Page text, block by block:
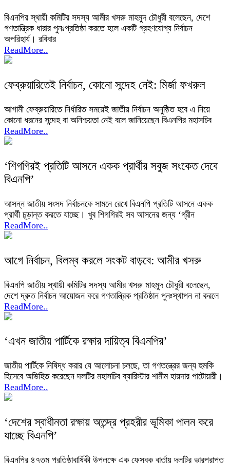
বিএনপির স্থায়ী কমিটির সদস্য আমীর খসরু মাহমুদ চৌধুরী বলেছেন, দেশে
গণতান্ত্রিক ধারার পুনঃপ্রতিষ্ঠা করতে হলে একটি গ্রহণযোগ্য নির্বাচন
অপরিহার্য। রবিবার
ReadMore..
ফেব্রুয়ারিতেই নির্বাচন, কোনো সন্দেহ নেই: মির্জা ফখরুল
আগামী ফেব্রুয়ারিতে নির্ধারিত সময়েই জাতীয় নির্বাচন অনুষ্ঠিত হবে এ নিয়ে
কোনো ধরনের সন্দেহ বা অনিশ্চয়তা নেই বলে জানিয়েছেন বিএনপির মহাসচিব
ReadMore..
‘শিগগিরই প্রতিটি আসনে একক প্রার্থীর সবুজ সংকেত দেবে
বিএনপি’
আসন্ন জাতীয় সংসদ নির্বাচনকে সামনে রেখে বিএনপি প্রতিটি আসনে একক
প্রার্থী চূড়ান্ত করতে যাচ্ছে। খুব শিগগিরই সব আসনের জন্য ‘গ্রীন
ReadMore..
আগে নির্বাচন, বিলম্ব করলে সংকট বাড়বে: আমীর খসরু
বিএনপি জাতীয় স্থায়ী কমিটির সদস্য আমীর খসরু মাহমুদ চৌধুরী বলেছেন,
দেশে দ্রুত নির্বাচন আয়োজন করে গণতান্ত্রিক প্রতিষ্ঠান পুনঃস্থাপন না করলে
ReadMore..
‘এখন জাতীয় পার্টিকে রক্ষার দায়িত্ব বিএনপির’
জাতীয় পার্টিকে নিষিদ্ধ করার যে আলোচনা চলছে, তা গণতন্ত্রের জন্য হুমকি
হিসেবে অভিহিত করেছেন দলটির মহাসচিব ব্যারিস্টার শামীম হায়দার পাটোয়ারী।
ReadMore..
‘দেশের স্বাধীনতা রক্ষায় অতন্দ্র প্রহরীর ভূমিকা পালন করে
যাচ্ছে বিএনপি’
বিএনপির ৪৭তম প্রতিষ্ঠাবার্ষিকী উপলক্ষে এক ফেসবুক বার্তায় দলটির ভারপ্রাপ্ত